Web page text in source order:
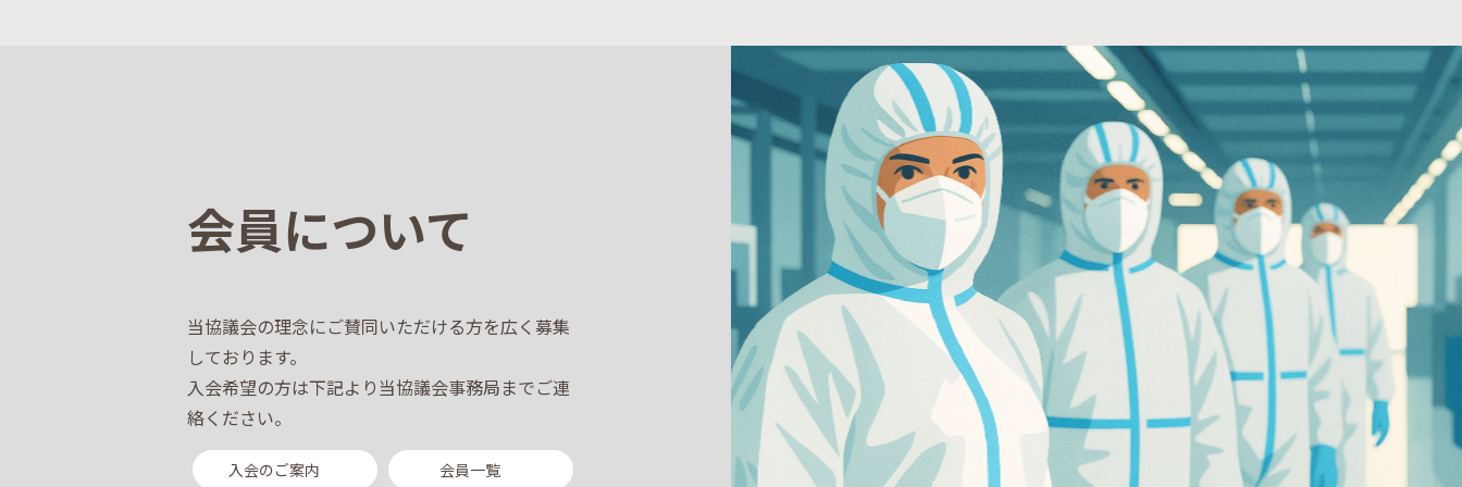
会員について
当協議会の理念にご賛同いただける方を広く募集
しております。
入会希望の方は下記より当協議会事務局までご連
絡ください。
入会のご案内 会員一覧